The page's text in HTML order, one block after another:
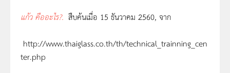
แก้ว คืออะไร?. สืบค้นเมื่อ 15 ธันวาคม 2560, จาก
http://www.thaiglass.co.th/th/technical_trainning_cen
ter.php